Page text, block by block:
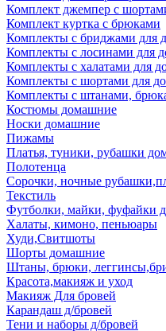
Комплект джемпер с
Комплект куртка с брюками
Комплекты с бриджами для
Комплекты с лосинами для
Комплекты с халатами для
Комплекты с шортами для
Комплекты с штанами,
Костюмы домашние
Носки домашние
Пижамы
Платья, туники, рубашки
Полотенца
Сорочки, ночные
Текстиль
Футболки, майки, фуфайки
Халаты, кимоно, пеньюары
Худи,Свитшоты
Шорты домашние
Штаны, брюки,
Красота,макияж и уход
Макияж Для бровей
Карандаш д/бровей
Тени и наборы д/бровей